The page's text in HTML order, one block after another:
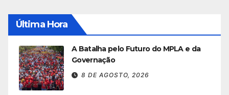
conteúdos
Última Hora
A Batalha pelo Futuro do MPLA e da
Governação
8 DE AGOSTO, 2026